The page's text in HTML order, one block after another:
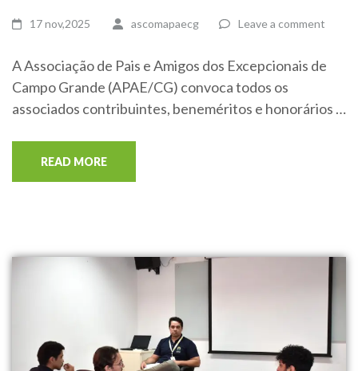
17 nov,2025 ascomapaecg Leave a comment
A Associação de Pais e Amigos dos Excepcionais de
Campo Grande (APAE/CG) convoca todos os
associados contribuintes, beneméritos e honorários …
READ MORE